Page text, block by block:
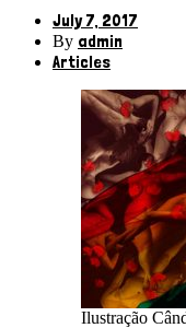
July 7, 2017
By admin
Articles
Ilustração